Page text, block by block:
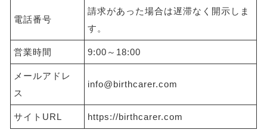
電話番号
請求があった場合は遅滞なく開示しま
す。
営業時間 9:00～18:00
メールアドレ
ス
info@birthcarer.com
サイトURL https://birthcarer.com